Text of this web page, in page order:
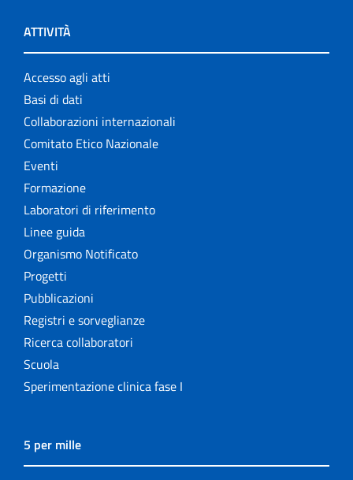
ATTIVITÀ
Accesso agli atti
Basi di dati
Collaborazioni internazionali
Comitato Etico Nazionale
Eventi
Formazione
Laboratori di riferimento
Linee guida
Organismo Notificato
Progetti
Pubblicazioni
Registri e sorveglianze
Ricerca collaboratori
Scuola
Sperimentazione clinica fase I
5 per mille